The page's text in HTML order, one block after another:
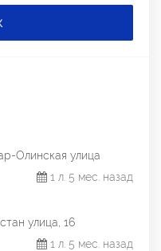
Олинская улица
1 л. 5 мес. назад
улица, 16
1 л. 5 мес. назад